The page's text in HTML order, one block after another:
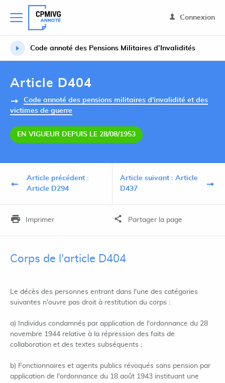
Connexion
Code annoté des Pensions Militaires d’Invalidités
Article D404
Code annoté des pensions militaires d'invalidité et des
victimes de guerre
EN VIGUEUR DEPUIS LE 28/08/1953
Article précédent :
Article D294
Article suivant : Article
D437
Imprimer Partager la page
Corps de l'article D404
Le décès des personnes entrant dans l'une des catégories
suivantes n'ouvre pas droit à restitution du corps :
a) Individus condamnés par application de l'ordonnance du 28
novembre 1944 relative à la répression des faits de
collaboration et des textes subséquents ;
b) Fonctionnaires et agents publics révoqués sans pension par
application de l'ordonnance du 18 août 1943 instituant une